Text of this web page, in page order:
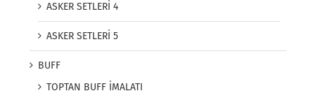
ASKER SETLERİ 4
ASKER SETLERİ 5
BUFF
TOPTAN BUFF İMALATI